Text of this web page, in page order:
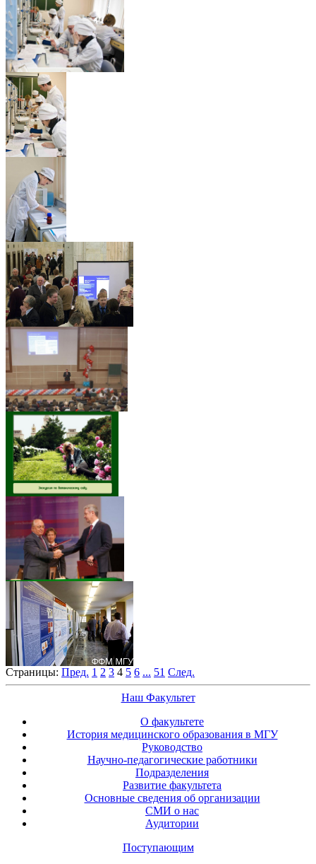
Страницы: Пред. 1 2 3 4 5 6 ... 51 След.
Наш Факультет
О факультете
История медицинского образования в МГУ
Руководство
Научно-педагогические работники
Подразделения
Развитие факультета
Основные сведения об организации
СМИ о нас
Аудитории
Поступающим